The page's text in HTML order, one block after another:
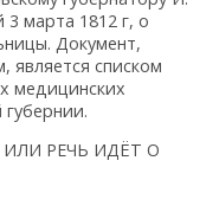
марта 1812 г, о
Документ,
является списком
медицинских
ИЛИ РЕЧЬ ИДЁТ О